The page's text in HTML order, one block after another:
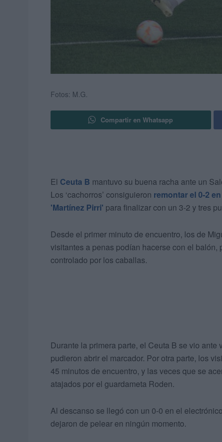
Fotos: M.G.
Compartir en Whatsapp
El Ceuta B mantuvo su buena racha ante un
Los ‘cachorros’ consiguieron remontar el 0-2
'Martínez Pirri' para finalizar con un 3-2 y tres
Desde el primer minuto de encuentro, los de
visitantes a penas podían hacerse con el
controlado por los caballas.
Durante la primera parte, el Ceuta B se vio
pudieron abrir el marcador. Por otra parte, los
45 minutos de encuentro, y las veces que se
atajados por el guardameta Roden.
Al descanso se llegó con un 0-0 en el
dejaron de pelear en ningún momento.